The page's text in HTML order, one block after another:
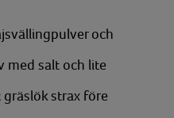
och
med salt och lite
strax före